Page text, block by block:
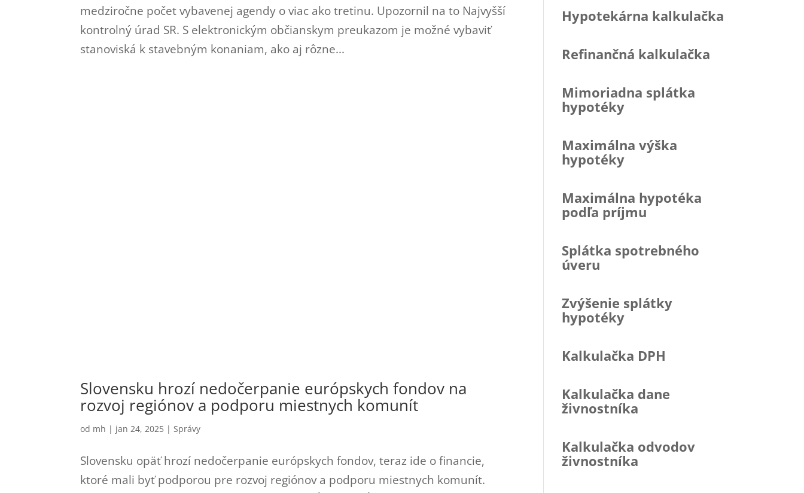
medziročne počet vybavenej agendy o viac ako tretinu. Upozornil na to Najvyšší
kontrolný úrad SR. S elektronickým občianskym preukazom je možné vybaviť
stanoviská k stavebným konaniam, ako aj rôzne...
Slovensku hrozí nedočerpanie európskych fondov na
rozvoj regiónov a podporu miestnych komunít
od mh | jan 24, 2025 | Správy
Slovensku opäť hrozí nedočerpanie európskych fondov, teraz ide o financie,
ktoré mali byť podporou pre rozvoj regiónov a podporu miestnych komunít.
Hypotekárna kalkulačka
Refinančná kalkulačka
Mimoriadna splátka
hypotéky
Maximálna výška
hypotéky
Maximálna hypotéka
podľa príjmu
Splátka spotrebného
úveru
Zvýšenie splátky
hypotéky
Kalkulačka DPH
Kalkulačka dane
živnostníka
Kalkulačka odvodov
živnostníka